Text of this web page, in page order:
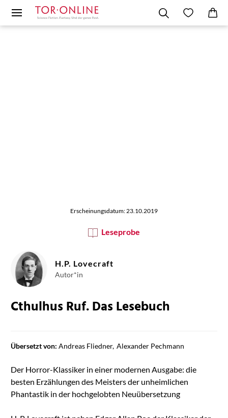
Erscheinungsdatum: 23.10.2019
Leseprobe
H.P. Lovecraft
Autor*in
Cthulhus Ruf. Das Lesebuch
Übersetzt von: Andreas Fliedner Alexander Pechmann
Der Horror-Klassiker in einer modernen Ausgabe: die
besten Erzählungen des Meisters der unheimlichen
Phantastik in der hochgelobten Neuübersetzung